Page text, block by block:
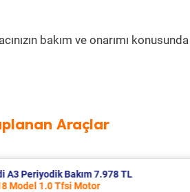
bakım ve onarımı konusunda
Araçlar
Opel Astra Periyodik Bakım 7.695 TL
2021 Model 1.5 D (L) Motor